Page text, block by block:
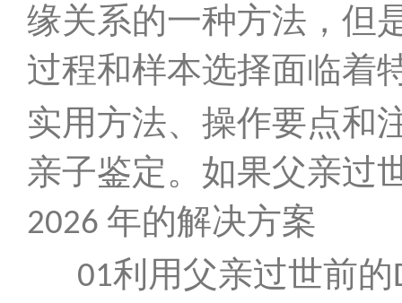
缘关系的一种方法，但
过程和样本选择面临着
实用方法、操作要点和
亲子鉴定。如果父亲过
2026 年的解决方案
01利用父亲过世前的